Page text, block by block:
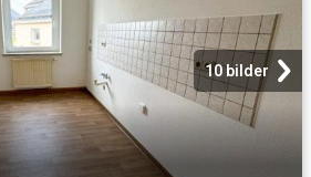
10 bilder